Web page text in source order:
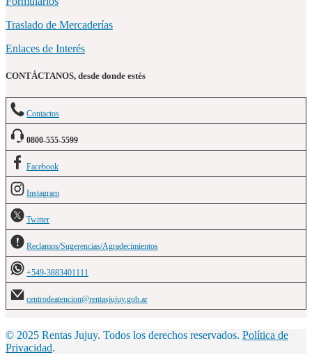
Traslado de Mercaderías
Enlaces de Interés
CONTÁCTANOS, desde donde estés
Contactos
0800-555-5599
Facebook
Instagram
Twitter
Reclamos/Sugerencias/Agradecimientos
+549-3883401111
centrodeatencion@rentasjujuy.gob.ar
© 2025 Rentas Jujuy. Todos los derechos reservados. Política de
Privacidad.